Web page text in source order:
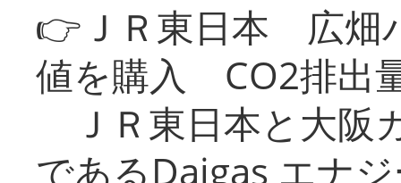
👉ＪＲ東日本 広畑
値を購入 CO2排出
ＪＲ東日本と大阪
であるDaigas エナ